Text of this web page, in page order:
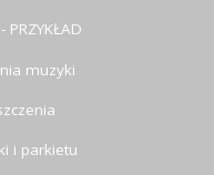
muzyki
i parkietu